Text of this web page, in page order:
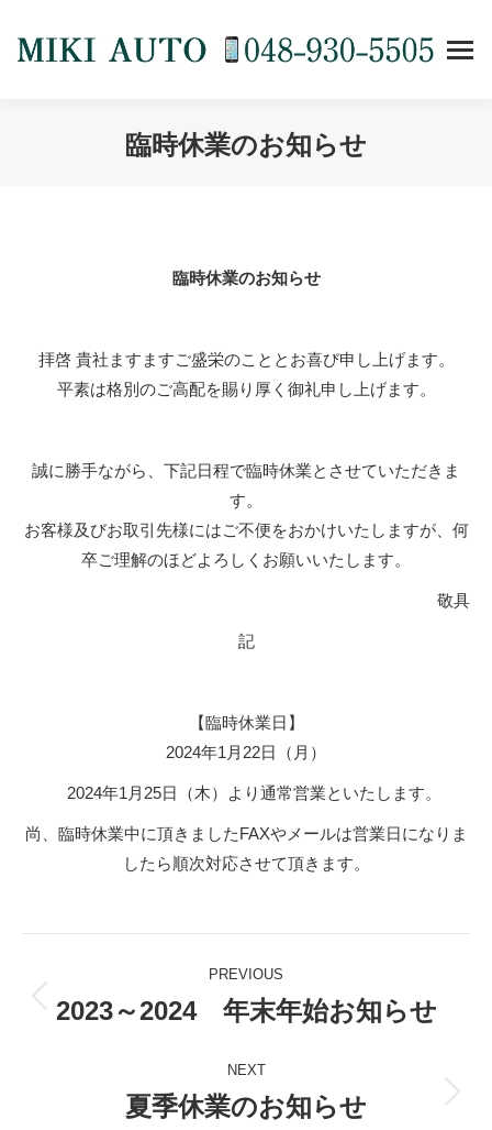
臨時休業のお知らせ
臨時休業のお知らせ
拝啓 貴社ますますご盛栄のこととお喜び申し上げます。
平素は格別のご高配を賜り厚く御礼申し上げます。
誠に勝手ながら、下記日程で臨時休業とさせていただきま
す。
お客様及びお取引先様にはご不便をおかけいたしますが、何
卒ご理解のほどよろしくお願いいたします。
敬具
記
【臨時休業日】
2024年1月22日（月）
2024年1月25日（木）より通常営業といたします。
尚、臨時休業中に頂きましたFAXやメールは営業日になりま
したら順次対応させて頂きます。
navigation
PREVIOUS
Previous
2023～2024 年末年始お知らせ
NEXT
Next
夏季休業のお知らせ